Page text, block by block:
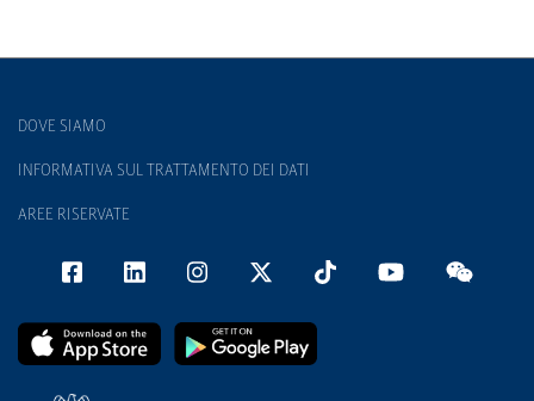
DOVE SIAMO
INFORMATIVA SUL TRATTAMENTO DEI DATI
AREE RISERVATE